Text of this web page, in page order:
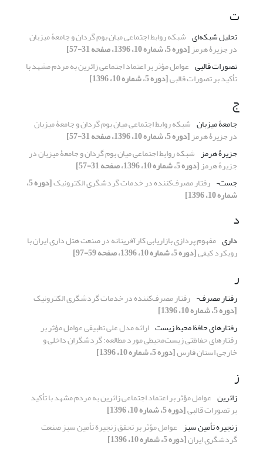
ت
تحلیل شبکه‌ای شبکه روابط اجتماعی میان بوم گردان و جامعۀ میزبان
در جزیرۀ هرمز[دوره 5، شماره 10، 1396، صفحه 31-57]
تصورات قالبی عوامل مؤثر بر اعتماد اجتماعی زائرین به مردم مشهد با
تأکید بر تصورات قالبی[دوره 5، شماره 10، 1396]
ج
جامعۀ میزبان شبکه روابط اجتماعی میان بوم گردان و جامعۀ میزبان
در جزیرۀ هرمز[دوره 5، شماره 10، 1396، صفحه 31-57]
جزیرۀ هرمز شبکه روابط اجتماعی میان بوم گردان و جامعۀ میزبان در
جزیرۀ هرمز[دوره 5، شماره 10، 1396، صفحه 31-57]
جست¬ رفتار مصرف‌کننده در خدمات گردشگری الکترونیک [دوره 5،
شماره 10، 1396]
د
داری مفهوم پردازی بازاریابی کارآفرینانه در صنعت هتل داری ایران با
رویکرد کیفی[دوره 5، شماره 10، 1396، صفحه 59-97]
ر
رفتار مصرف¬ رفتار مصرف‌کننده در خدمات گردشگری الکترونیک
[دوره 5، شماره 10، 1396]
رفتارهای حافظ محیط زیست ارائه مدل علی تطبیقی عوامل مؤثر بر
رفتارهای حفاظتی زیست‌محیطی مورد مطالعه: گردشگران داخلی و
خارجی استان فارس[دوره 5، شماره 10، 1396]
ز
زائرین عوامل مؤثر بر اعتماد اجتماعی زائرین به مردم مشهد با تأکید
بر تصورات قالبی[دوره 5، شماره 10، 1396]
زنجیره تأمین سبز عوامل مؤثر بر تحقق زنجیرة تأمین سبز صنعت
گردشگری ایران[دوره 5، شماره 10، 1396]